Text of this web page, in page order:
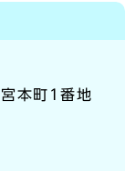
本町1番地